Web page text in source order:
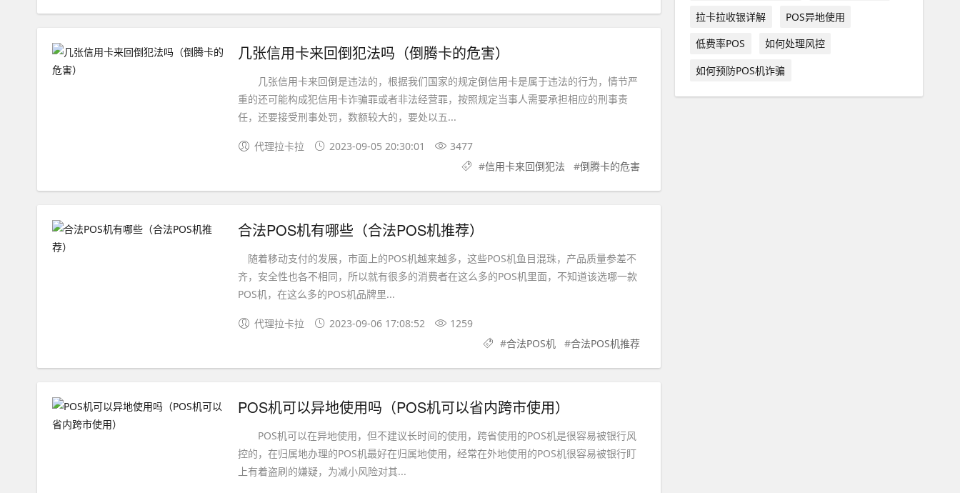
几张信用卡来回倒犯法吗（倒腾卡的危害）
几张信用卡来回倒是违法的，根据我们国家的规定倒信用卡是属于违法的行为，情节严
重的还可能构成犯信用卡诈骗罪或者非法经营罪，按照规定当事人需要承担相应的刑事责
任，还要接受刑事处罚，数额较大的，要处以五...
代理拉卡拉 2023-09-05 20:30:01
3477
#信用卡来回倒犯法 #倒腾卡的危害
合法POS机有哪些（合法POS机推荐）
随着移动支付的发展，市面上的POS机越来越多，这些POS机鱼目混珠，产品质量参差不
齐，安全性也各不相同，所以就有很多的消费者在这么多的POS机里面，不知道该选哪一款
POS机，在这么多的POS机品牌里...
代理拉卡拉 2023-09-06 17:08:52
1259
#合法POS机 #合法POS机推荐
POS机可以异地使用吗（POS机可以省内跨市使用）
POS机可以在异地使用，但不建议长时间的使用，跨省使用的POS机是很容易被银行风
控的，在归属地办理的POS机最好在归属地使用，经常在外地使用的POS机很容易被银行盯
上有着盗刷的嫌疑，为减小风险对其...
拉卡拉收银详解
POS异地使用
低费率POS
如何处理风控
如何预防POS机诈骗